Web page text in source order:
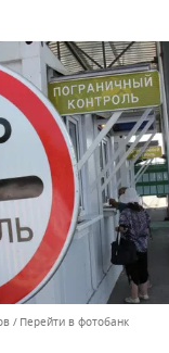
Перейти в фотобанк